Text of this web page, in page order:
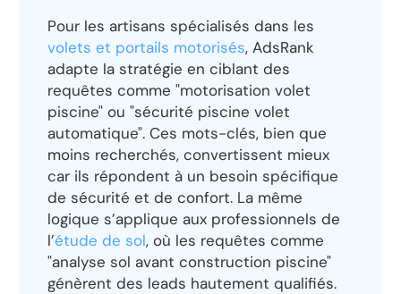
Pour les artisans spécialisés dans les
volets et portails motorisés, AdsRank
adapte la stratégie en ciblant des
requêtes comme "motorisation volet
piscine" ou "sécurité piscine volet
automatique". Ces mots-clés, bien que
moins recherchés, convertissent mieux
car ils répondent à un besoin spécifique
de sécurité et de confort. La même
logique s’applique aux professionnels de
l’étude de sol, où les requêtes comme
"analyse sol avant construction piscine"
génèrent des leads hautement qualifiés.